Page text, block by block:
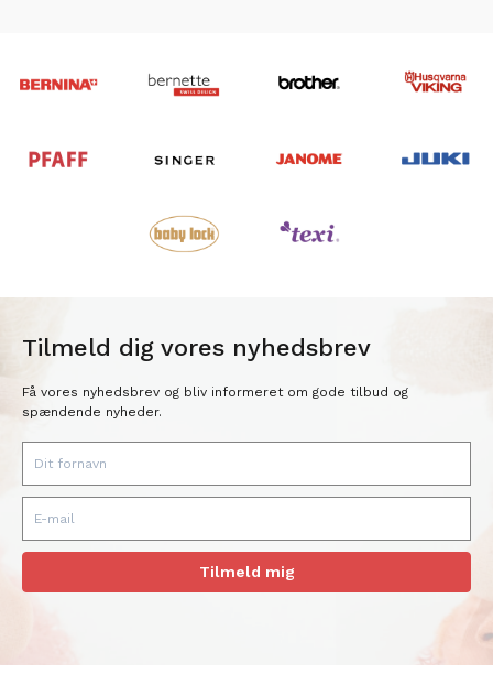
Tilmeld dig vores nyhedsbrev
Få vores nyhedsbrev og bliv informeret om gode tilbud og
spændende nyheder.
Tilmeld mig